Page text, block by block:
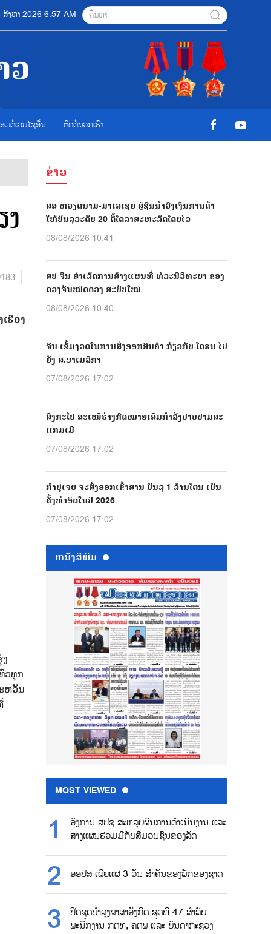
ສີງຫາ 2026 6:57 AM
ມຕໍ່ເວບໄຊອ່ືນ ຕິດຕໍ່ພວກເຮົາ
ຮືອງ
ວທຸກ
ຫວັນ
ຂ່າວ
ສສ ຫວຽດນາມ-ມາເລເຊຍ ສູ້ຊົນນຳວົງເງິນການຄ້າ
ໃຫ້ບັນລຸລະດັບ 20 ຕື້ໂດລາສະຫະລັດໂດຍໄວ
08/08/2026 10:41
ສປ ຈີນ ສຳເລັດການສ້າງແຜນທີ່ ທໍລະນີວິທະຍາ ຂອງ
ດວງຈັນໝົດດວງ ສະບັບໃໝ່
08/08/2026 10:40
ຈີນ ເຂັ້ມງວດໃນການສົ່ງອອກສິນຄ້າ ກ່ຽວກັບ ໂດຣນ ໄປ
ຍັງ ສ.ອາເມລິກາ
07/08/2026 17:02
ສິງກະໂປ ສະເໜີຮ່າງກົດໝາຍເສີມກຳລັງປາບປາມສະ
ແກມເມີ
07/08/2026 17:02
ກຳປູເຈຍ ຈະສົ່ງອອກເຂົ້າສານ ບັນລຸ 1 ລ້ານໂຕນ ເປັນ
ຄັ້ງທຳອິດໃນປີ 2026
07/08/2026 17:02
ຫນ້ັງສືພິມ
MOST VIEWED
ອົງການ ສປຊ ສະຫລຸບຜົນການດຳເນີນງານ ແລະ
ສາງແຜນຮ່ວມມືກັບສື່ມວນຊົນຂອງລັດ
ອອປສ ເຜີຍແຜ່ 3 ວັນ ສຳຄັນຂອງພັກຂອງຊາດ
ປິດຊຸດບຳລຸງພາສາອັງກິດ ຊຸດທີ 47 ສຳລັບ
ພະນັກງານ ກຕທ, ຄຕພ ແລະ ບັນດາກະຊວງ